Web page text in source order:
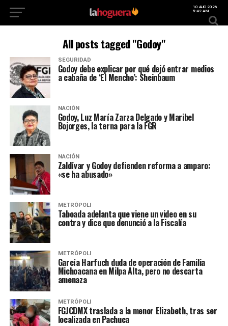
10 AUG 2026
5:42 AM
All posts tagged "Godoy"
SEGURIDAD
Godoy debe explicar por qué dejó entrar medios
a cabaña de ‘El Mencho’: Sheinbaum
NACIÓN
Godoy, Luz María Zarza Delgado y Maribel
Bojorges, la terna para la FGR
NACIÓN
Zaldívar y Godoy defienden reforma a amparo:
«se ha abusado»
METRÓPOLI
Taboada adelanta que viene un video en su
contra y dice que denunció a la Fiscalía
METRÓPOLI
García Harfuch duda de operación de Familia
Michoacana en Milpa Alta, pero no descarta
amenaza
METRÓPOLI
FGJCDMX traslada a la menor Elizabeth, tras ser
localizada en Pachuca